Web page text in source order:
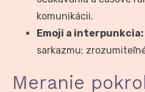
komunikácii.
Emoji a interpunkcia:
sarkazmu;
Meranie